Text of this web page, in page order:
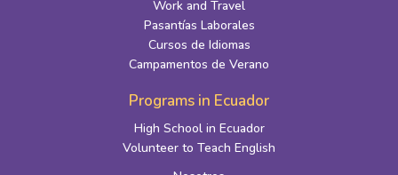
Work and Travel
Pasantías Laborales
Cursos de Idiomas
Campamentos de Verano
Programs in Ecuador
High School in Ecuador
Volunteer to Teach English